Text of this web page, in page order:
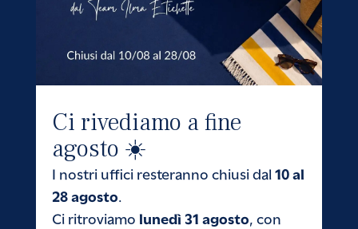
Ci rivediamo a fine
agosto ☀️
I nostri uffici resteranno chiusi dal10 al
28 agosto.
Ci ritroviamo lunedì 31 agosto, con